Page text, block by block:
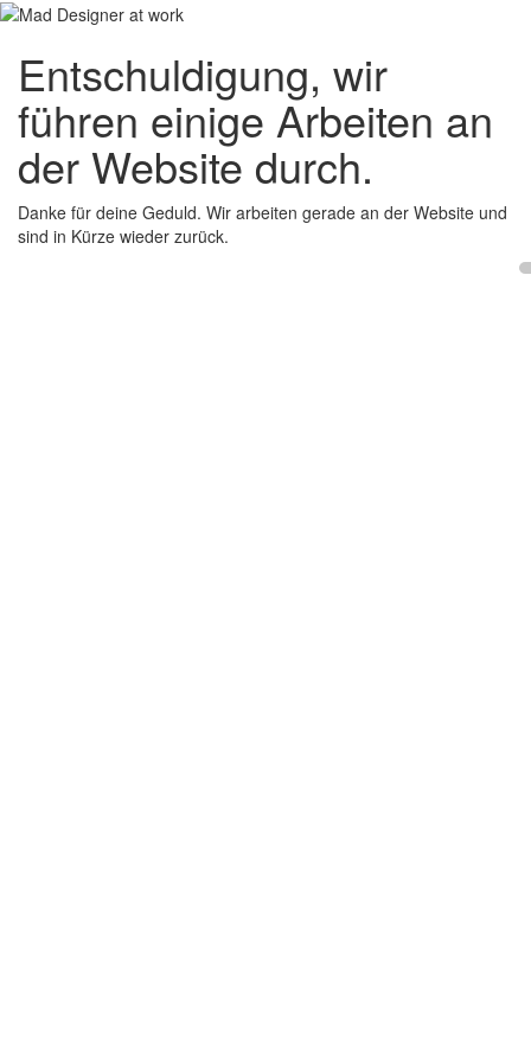
Entschuldigung, wir
führen einige Arbeiten an
der Website durch.
Danke für deine Geduld. Wir arbeiten gerade an der Website und
sind in Kürze wieder zurück.